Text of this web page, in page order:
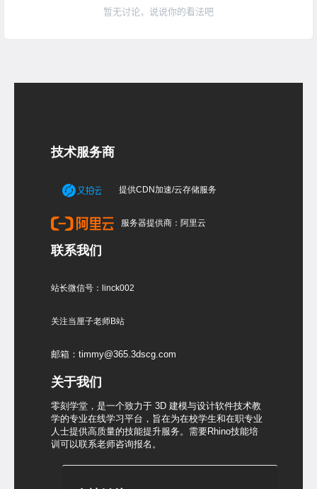
暂无讨论，说说你的看法吧
技术服务商
提供CDN加速/云存储服务
服务器提供商：阿里云
联系我们
站长微信号：linck002
关注当厘子老师B站
邮箱：timmy@365.3dscg.com
关于我们
零刻学堂，是一个致力于 3D 建模与设计软件技术教
学的专业在线学习平台，旨在为在校学生和在职专业
人士提供高质量的技能提升服务。需要Rhino技能培
训可以联系老师咨询报名。